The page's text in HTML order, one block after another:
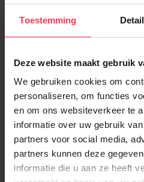
Toestemming
Deze website maakt gebruik
We gebruiken cookies om
personaliseren, om functies
en om ons websiteverkeer te
informatie over uw gebruik
partners voor social media,
partners kunnen deze
informatie die u aan ze heeft
Handige links en
Overschakelen naar
Vlaams Gewest
Ga naar je persoonlijke